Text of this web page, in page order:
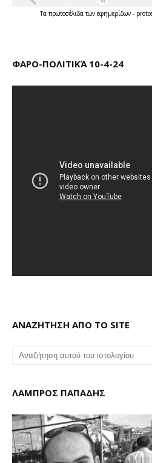
Τα πρωτοσέλιδατων εφημερίδων -
ΦΑΡΟ-ΠΟΛΙΤΙΚΆ 10-4-24
ΑΝΑΖΗΤΗΣΗ ΑΠΟ ΤΟ SITE
ΛΑΜΠΡΟΣ ΠΑΠΑΔΗΣ